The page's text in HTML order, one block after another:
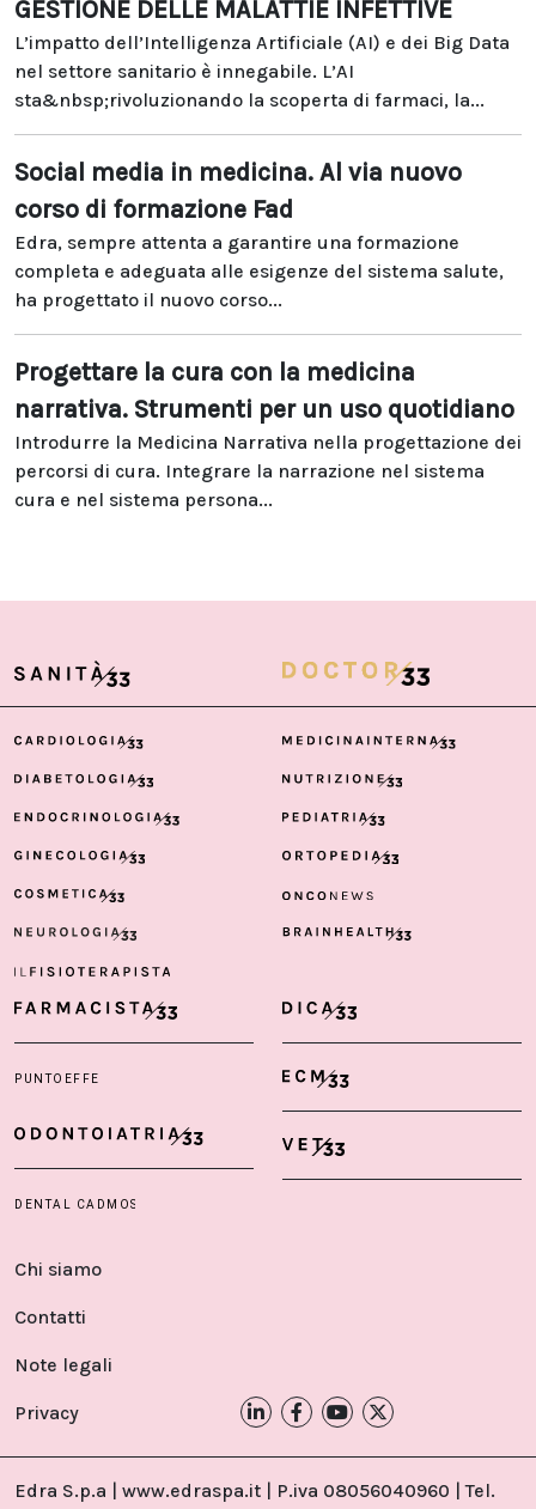
GESTIONE DELLE MALATTIE INFETTIVE
L’impatto dell’Intelligenza Artificiale (AI) e dei Big Data
nel settore sanitario è innegabile. L’AI
sta&nbsp;rivoluzionando la scoperta di farmaci, la...
Social media in medicina. Al via nuovo
corso di formazione Fad
Edra, sempre attenta a garantire una formazione
completa e adeguata alle esigenze del sistema salute,
ha progettato il nuovo corso...
Progettare la cura con la medicina
narrativa. Strumenti per un uso quotidiano
Introdurre la Medicina Narrativa nella progettazione dei
percorsi di cura. Integrare la narrazione nel sistema
cura e nel sistema persona...
Chi siamo
Contatti
Note legali
Privacy
Edra S.p.a | www.edraspa.it | P.iva 08056040960 | Tel.